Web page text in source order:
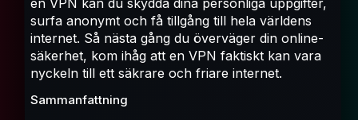
en VPN kan du skydda dina personliga uppgifter,
surfa anonymt och få tillgång till hela världens
internet. Så nästa gång du överväger din online-
säkerhet, kom ihåg att en VPN faktiskt kan vara
nyckeln till ett säkrare och friare internet.
Sammanfattning